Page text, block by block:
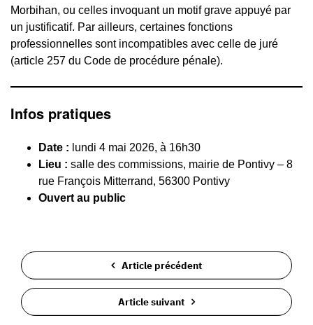
Morbihan, ou celles invoquant un motif grave appuyé par
un justificatif. Par ailleurs, certaines fonctions
professionnelles sont incompatibles avec celle de juré
(article 257 du Code de procédure pénale).
Infos pratiques
Date : lundi 4 mai 2026, à 16h30
Lieu : salle des commissions, mairie de Pontivy – 8
rue François Mitterrand, 56300 Pontivy
Ouvert au public
Article précédent
Article suivant